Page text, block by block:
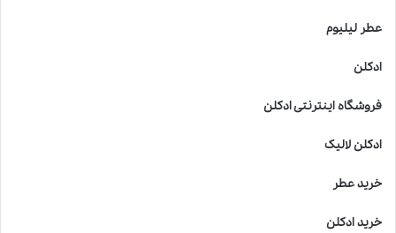
عطر لیلیوم
ادکلن
فروشگاه اینترنتی ادکلن
ادکلن لالیک
خرید عطر
خرید ادکلن